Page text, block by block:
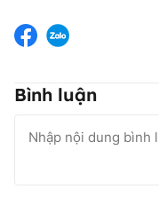
Bình luận